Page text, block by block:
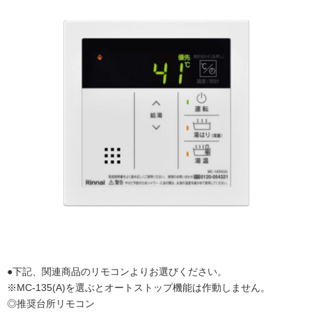
●下記、関連商品のリモコンよりお選びください。
※MC-135(A)を選ぶとオートストップ機能は作動しません。
◎推奨台所リモコン